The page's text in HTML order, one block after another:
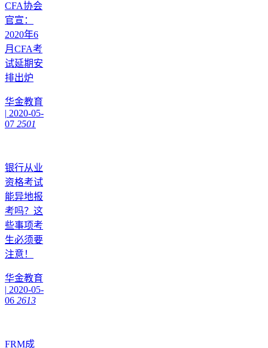
CFA协会
官宣：
2020年6
月CFA考
试延期安
排出炉
华金教育
| 2020-05-
07 2501
银行从业
资格考试
能异地报
考吗？这
些事项考
生必须要
注意！
华金教育
| 2020-05-
06 2613
FRM成